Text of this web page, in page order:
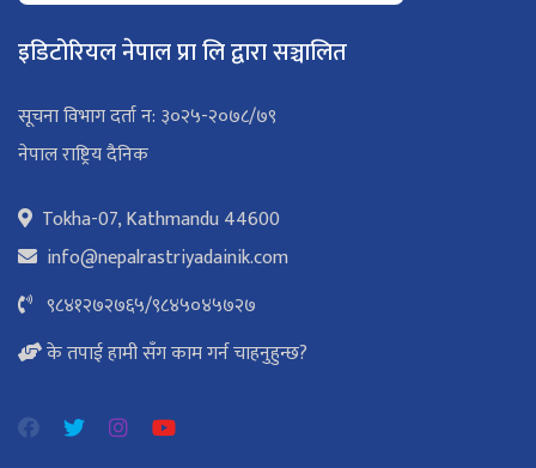
इडिटोरियल नेपाल प्रा लि द्वारा सञ्चालित
सूचना विभाग दर्ता न: ३०२५-२०७८/७९
नेपाल राष्ट्रिय दैनिक
Tokha-07, Kathmandu 44600
info@nepalrastriyadainik.com
९८४१२७२७६५/९८४५०४५७२७
के तपाई हामी सँग काम गर्न चाहनुहुन्छ?